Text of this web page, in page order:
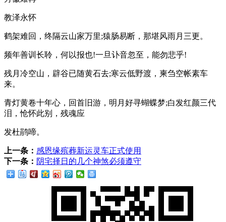
教泽永怀
鹤架难回，终隔云山家万里;猿肠易断，那堪风雨月三更。
频年善训长聆，何以报也!一旦讣音忽至，能勿悲乎!
残月冷空山，辟谷已随黄石去;寒云低野渡，柬刍空帐素车
来。
青灯黄卷十年心，回首旧游，明月好寻蝴蝶梦;白发红颜三代
泪，怆怀此别，残魂应
发杜鹃啼。
上一条： 感恩缘殡葬新运灵车正式使用
下一条： 阴宅择日的几个神煞必须遵守